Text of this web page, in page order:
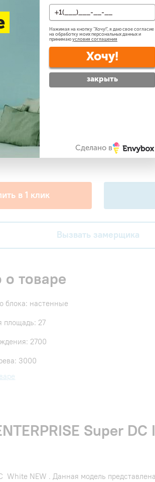
35 м2 До 50 м2 До 70 м2
дешевле? Сделаем скидку!
в будние дни —
услуги
2W35 виброопоры для наружного блока
в 1 клик
Вызвать замерщика
о товаре
блока: настенные
площадь: 27
2700
3000
Super
NEW . Данная модель представлена
Нажимая на кнопку "Хочу!", я даю свое согласие
на обработку моих персональных данных и
принимаю условия соглашения
Хочу!
закрыть
Сделано в